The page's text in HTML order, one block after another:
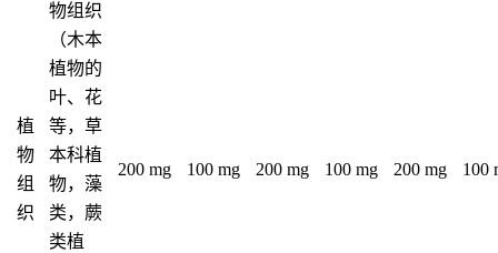
植
物
组
织
物组织
（木本
植物的
叶、花
等，草
本科植
物，藻
类，蕨
类植
200 mg 100 mg 200 mg 100 mg 200 mg 100